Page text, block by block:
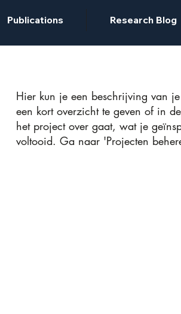
Publications Research Blog
Hier kun je een beschrijving van
een kort overzicht te geven of in
het project over gaat, wat je
voltooid. Ga naar 'Projecten